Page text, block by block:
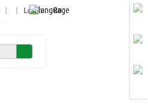
Login Ro